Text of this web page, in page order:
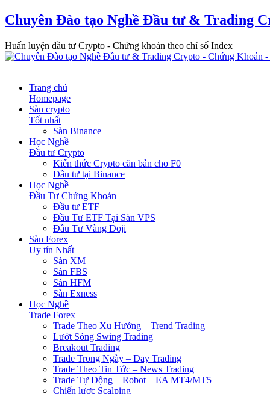
Chuyên Đào tạo Nghề Đầu tư & Trading
Huấn luyện đầu tư Crypto - Chứng khoán theo chỉ số Index
Trang chủ
Homepage
Sàn crypto
Tốt nhất
Sàn Binance
Học Nghề
Đầu tư Crypto
Kiến thức Crypto căn bản cho F0
Đầu tư tại Binance
Học Nghề
Đầu Tư Chứng Khoán
Đầu tư ETF
Đầu Tư ETF Tại Sàn VPS
Đầu Tư Vàng Doji
Sàn Forex
Uy tín Nhất
Sàn XM
Sàn FBS
Sàn HFM
Sàn Exness
Học Nghề
Trade Forex
Trade Theo Xu Hướng – Trend Trading
Lướt Sóng Swing Trading
Breakout Trading
Trade Trong Ngày – Day Trading
Trade Theo Tin Tức – News Trading
Trade Tự Động – Robot – EA MT4/MT5
Chiến lược Scalping